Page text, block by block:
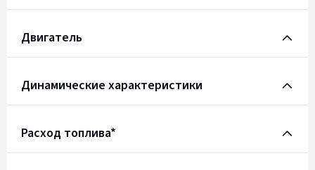
Двигатель
Динамические характеристики
Расход топлива*